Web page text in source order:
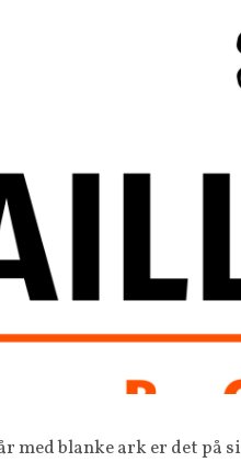
med blanke ark er det på